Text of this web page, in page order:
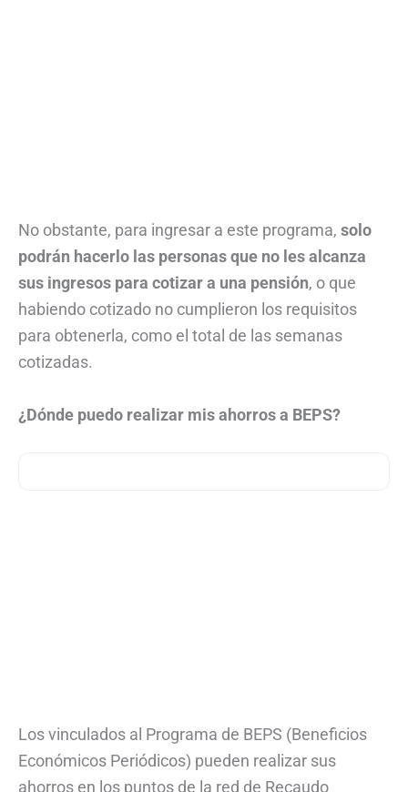
No obstante, para ingresar a este programa, solo
podrán hacerlo las personas que no les alcanza
sus ingresos para cotizar a una pensión, o que
habiendo cotizado no cumplieron los requisitos
para obtenerla, como el total de las semanas
cotizadas.
¿Dónde puedo realizar mis ahorros a BEPS?
Los vinculados al Programa de BEPS (Beneficios
Económicos Periódicos) pueden realizar sus
ahorros en los puntos de la red de Recaudo